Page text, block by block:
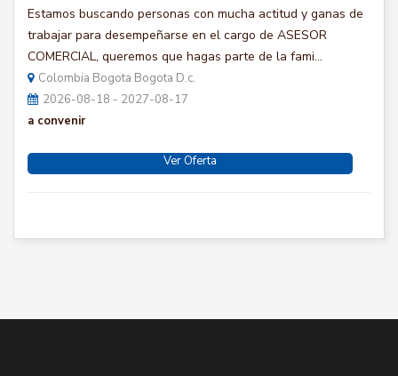
Estamos buscando personas con mucha actitud y ganas de
trabajar para desempeñarse en el cargo de ASESOR
COMERCIAL, queremos que hagas parte de la fami...
Colombia Bogota Bogota D.c.
2026-08-18 - 2027-08-17
a convenir
Ver Oferta